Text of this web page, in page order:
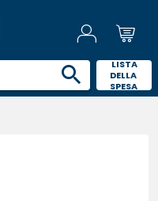
LISTA
DELLA
SPESA